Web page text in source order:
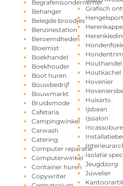
Begrafenisondernemer
Behanger
Belegde broodjes
Benzinestation
Beroemdheden
Bloemist
Boekhandel
Boekhouder
Boot huren
Bouwbedrijf
Bouwmarkt
Bruidsmode
Cafetaria
Campingwinkel
Carwash
Catering
Computer reparatie
Computerwinkel
Container huren
Copywriter
Grafisch
Hengelsport
Houthandel
Houtkachel
Hovenier
Huisarts
Ijsbaan
Ijssalon
Isolatie
Jeugdzorg
Juwelier